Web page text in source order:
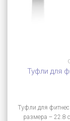
Туфли для
Туфли для фитнес
размера – 22.8